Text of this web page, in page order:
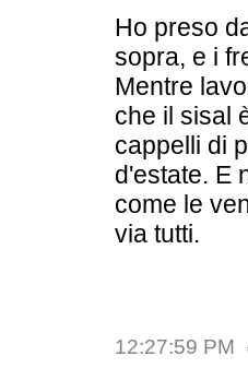
Ho preso
sopra, e i
Mentre
che il sisal
cappelli di
d'estate. E
come le
via tutti.
12:27:59 PM